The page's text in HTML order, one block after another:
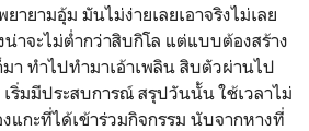
ายามอุ้ม มันไม่ง่ายเลยเอาจริงไม่เลย
าจะไม่ต่ำกว่าสิบกิโล แต่แบบต้องสร้าง
า ทำไปทำมาเอ้าเพลิน สิบตัวผ่านไป
ริ่มมีประสบการณ์ สรุปวันนั้น ใช้เวลาไม่
แกะที่ได้เข้าร่วมกิจกรรม นับจากหางที่